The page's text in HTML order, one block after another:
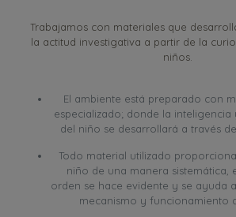
Trabajamos con materiales que
la actitud investigativa a partir de la
niños.
El ambiente está preparado con
especializado; donde la inteligencia
del niño se desarrollará a través
Todo material utilizado
niño de una manera sistemática,
orden se hace evidente y se ayuda
mecanismo y funcionamiento